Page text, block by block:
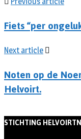
Fiets “per
Next article
Noten op de
Helvoirt.
STICHTING